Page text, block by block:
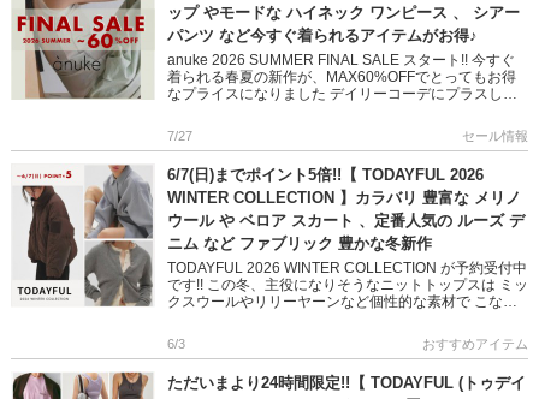
ップ やモードな ハイネック ワンピース 、 シアー
パンツ など今すぐ着られるアイテムがお得♪
anuke 2026 SUMMER FINAL SALE スタート!! 今すぐ
着られる春夏の新作が、MAX60%OFFでとってもお得
なプライスになりました デイリーコーデにプラスした
7/27 セール情報
6/7(日)までポイント5倍!!【 TODAYFUL 2026
WINTER COLLECTION 】カラバリ 豊富な メリノ
ウール や ベロア スカート 、定番人気の ルーズ デ
ニム など ファブリック 豊かな冬新作
TODAYFUL 2026 WINTER COLLECTION が予約受付中
です!! この冬、主役になりそうなニットトップスは ミッ
クスウールやリリーヤーンなど個性的な素材で こなれ
6/3 おすすめアイテム
ただいまより24時間限定!!【 TODAYFUL (トゥデイ